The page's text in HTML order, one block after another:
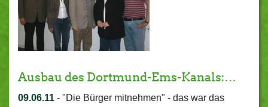
Ausbau des Dortmund-Ems-Kanals:…
09.06.11 - "Die Bürger mitnehmen" - das war das